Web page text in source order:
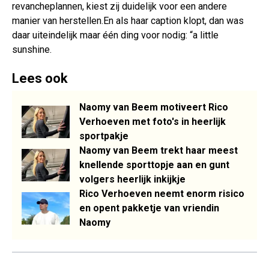
revancheplannen, kiest zij duidelijk voor een andere
manier van herstellen.En als haar caption klopt, dan was
daar uiteindelijk maar één ding voor nodig: “a little
sunshine.
Lees ook
Naomy van Beem motiveert Rico
Verhoeven met foto's in heerlijk
sportpakje
Naomy van Beem trekt haar meest
knellende sporttopje aan en gunt
volgers heerlijk inkijkje
Rico Verhoeven neemt enorm risico
en opent pakketje van vriendin
Naomy